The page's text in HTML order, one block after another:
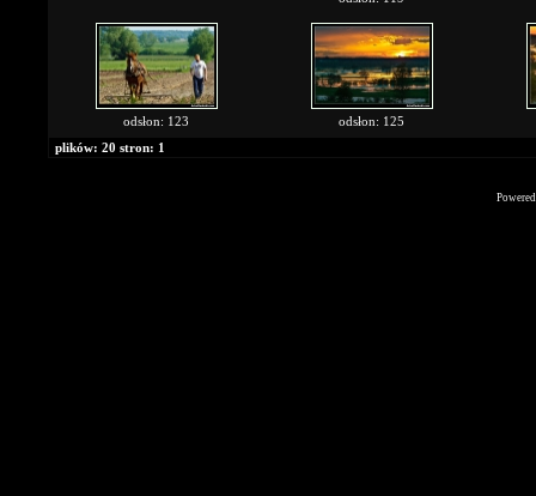
odsłon: 123
odsłon: 125
plików: 20 stron: 1